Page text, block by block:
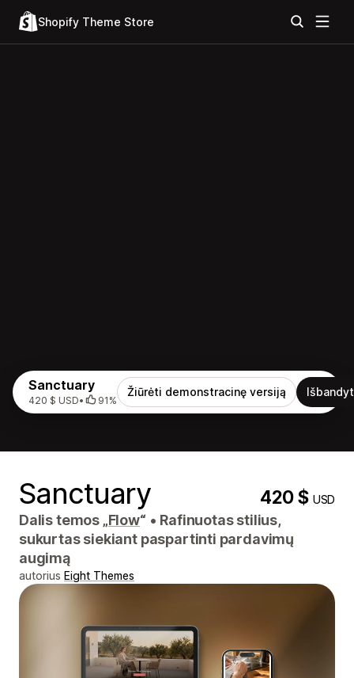
Shopify Theme Store
Sanctuary
420 $ USD• 91%
Žiūrėti demonstracinę versiją
Sanctuary 420 $USD
Dalis temos „Flow“ • Rafinuotas stilius,
sukurtas siekiant paspartinti pardavimų
augimą
autorius Eight Themes